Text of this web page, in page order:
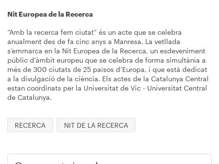
Nit Europea de la Recerca
“Amb la recerca fem ciutat” és un acte que se celebra
anualment des de fa cinc anys a Manresa. La vetllada
s’emmarca en la Nit Europea de la Recerca, un esdeveniment
públic d’àmbit europeu que se celebra de forma simultània a
més de 300 ciutats de 25 països d’Europa, i que està dedicat
a la divulgació de la ciència. Els actes de la Catalunya Central
estan coordinats per la Universitat de Vic - Universitat Central
de Catalunya.
RECERCA NIT DE LA RECERCA